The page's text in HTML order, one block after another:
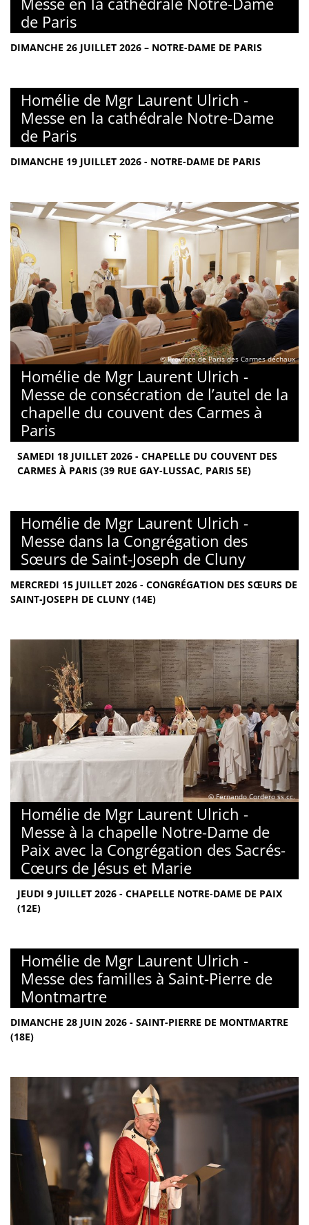
de Paris
DIMANCHE 26 JUILLET 2026 – NOTRE-DAME DE PARIS
Homélie de Mgr Laurent Ulrich -
Messe en la cathédrale Notre-Dame
de Paris
DIMANCHE 19 JUILLET 2026 - NOTRE-DAME DE PARIS
© Province de Paris des Carmes déchaux
Homélie de Mgr Laurent Ulrich -
Messe de consécration de l’autel de la
chapelle du couvent des Carmes à
Paris
SAMEDI 18 JUILLET 2026 - CHAPELLE DU COUVENT DES
CARMES À PARIS (39 RUE GAY-LUSSAC, PARIS 5E)
Homélie de Mgr Laurent Ulrich -
Messe dans la Congrégation des
Sœurs de Saint-Joseph de Cluny
MERCREDI 15 JUILLET 2026 - CONGRÉGATION DES SŒURS DE
SAINT-JOSEPH DE CLUNY (14E)
© Fernando Cordero ss.cc.
Homélie de Mgr Laurent Ulrich -
Messe à la chapelle Notre-Dame de
Paix avec la Congrégation des Sacrés-
Cœurs de Jésus et Marie
JEUDI 9 JUILLET 2026 - CHAPELLE NOTRE-DAME DE PAIX
(12E)
Homélie de Mgr Laurent Ulrich -
Messe des familles à Saint-Pierre de
Montmartre
DIMANCHE 28 JUIN 2026 - SAINT-PIERRE DE MONTMARTRE
(18E)